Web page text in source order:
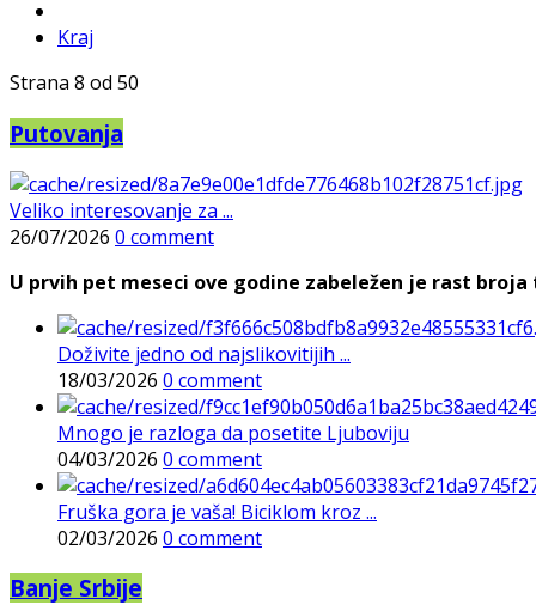
Kraj
Strana 8 od 50
Putovanja
Veliko interesovanje za ...
26/07/2026 0 comment
U prvih pet meseci ove godine zabeležen je rast
Doživite jedno od najslikovitijih ...
18/03/2026 0 comment
Mnogo je razloga da posetite Ljuboviju
04/03/2026 0 comment
Fruška gora je vaša! Biciklom kroz ...
02/03/2026 0 comment
Banje Srbije